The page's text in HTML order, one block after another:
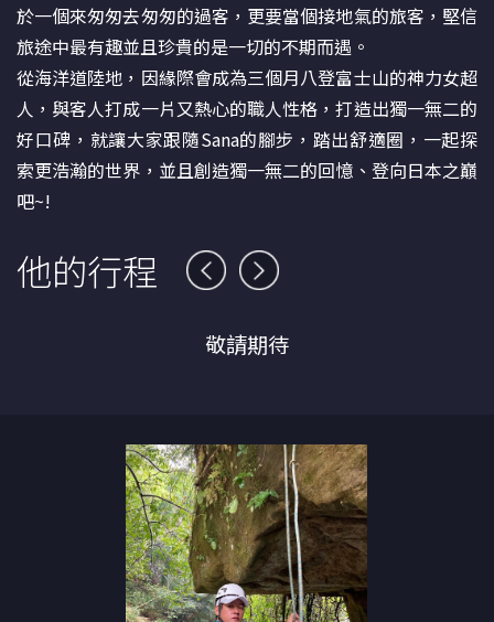
於一個來匆匆去匆匆的過客，更要當個接地氣的旅客，堅信
旅途中最有趣並且珍貴的是一切的不期而遇。
從海洋道陸地，因緣際會成為三個月八登富士山的神力女超
人，與客人打成一片又熱心的職人性格，打造出獨一無二的
好口碑，就讓大家跟隨Sana的腳步，踏出舒適圈，一起探
索更浩瀚的世界，並且創造獨一無二的回憶、登向日本之巔
吧~!
他的行程
敬請期待